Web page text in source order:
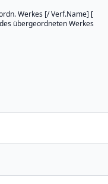
Werkes [/ Verf.Name] [
übergeordneten Werkes